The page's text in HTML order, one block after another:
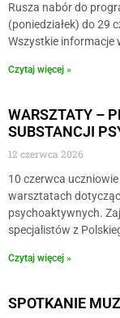
Rusza nabór do
(poniedziałek) do 29
Wszystkie informacje
Czytaj więcej »
WARSZTATY –
SUBSTANCJI
12 czerwca 2026
10 czerwca
warsztatach
psychoaktywnych.
specjalistów z
Czytaj więcej »
SPOTKANIE